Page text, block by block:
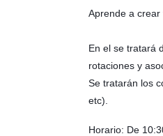
Aprende a crear
En el se tratará
rotaciones y
Se tratarán los
etc).
Horario: De